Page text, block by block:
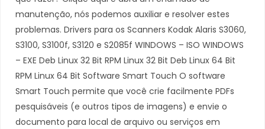
manutenção, nós podemos auxiliar e resolver estes
problemas. Drivers para os Scanners Kodak Alaris S3060,
S3100, S3100f, S3120 e S2085f WINDOWS – ISO WINDOWS
– EXE Deb Linux 32 Bit RPM Linux 32 Bit Deb Linux 64 Bit
RPM Linux 64 Bit Software Smart Touch O software
Smart Touch permite que você crie facilmente PDFs
pesquisáveis (e outros tipos de imagens) e envie o
documento para local de arquivo ou serviços em